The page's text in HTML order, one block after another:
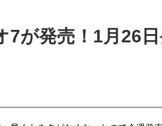
7が発売！1月26